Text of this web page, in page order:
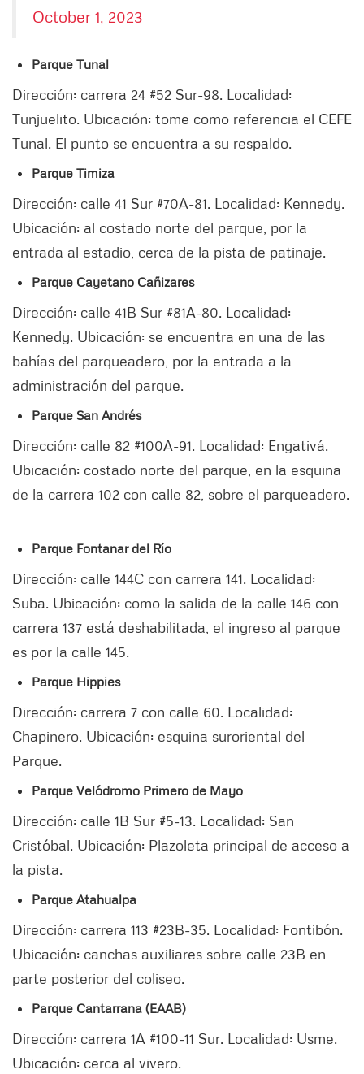
October 1, 2023
Parque Tunal
Dirección: carrera 24 #52 Sur-98. Localidad:
Tunjuelito. Ubicación: tome como referencia el CEFE
Tunal. El punto se encuentra a su respaldo.
Parque Timiza
Dirección: calle 41 Sur #70A-81. Localidad: Kennedy.
Ubicación: al costado norte del parque, por la
entrada al estadio, cerca de la pista de patinaje.
Parque Cayetano Cañizares
Dirección: calle 41B Sur #81A-80. Localidad:
Kennedy. Ubicación: se encuentra en una de las
bahías del parqueadero, por la entrada a la
administración del parque.
Parque San Andrés
Dirección: calle 82 #100A-91. Localidad: Engativá.
Ubicación: costado norte del parque, en la esquina
de la carrera 102 con calle 82, sobre el parqueadero.
Parque Fontanar del Río
Dirección: calle 144C con carrera 141. Localidad:
Suba. Ubicación: como la salida de la calle 146 con
carrera 137 está deshabilitada, el ingreso al parque
es por la calle 145.
Parque Hippies
Dirección: carrera 7 con calle 60. Localidad:
Chapinero. Ubicación: esquina suroriental del
Parque.
Parque Velódromo Primero de Mayo
Dirección: calle 1B Sur #5-13. Localidad: San
Cristóbal. Ubicación: Plazoleta principal de acceso a
la pista.
Parque Atahualpa
Dirección: carrera 113 #23B-35. Localidad: Fontibón.
Ubicación: canchas auxiliares sobre calle 23B en
parte posterior del coliseo.
Parque Cantarrana (EAAB)
Dirección: carrera 1A #100-11 Sur. Localidad: Usme.
Ubicación: cerca al vivero.